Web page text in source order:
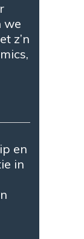
we
z’n
en
in